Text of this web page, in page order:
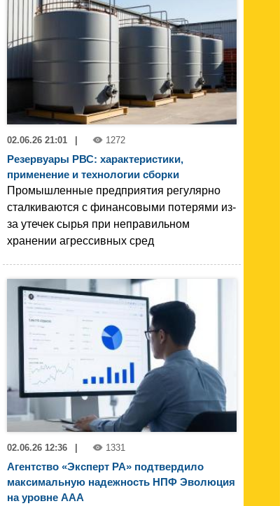
02.06.26 21:01 1272
Резервуары РВС: характеристики,
применение и технологии сборки
Промышленные предприятия регулярно
сталкиваются с финансовыми потерями из-
за утечек сырья при неправильном
хранении агрессивных сред
02.06.26 12:36 1331
Агентство «Эксперт РА» подтвердило
максимальную надежность НПФ Эволюция
на уровне AАA